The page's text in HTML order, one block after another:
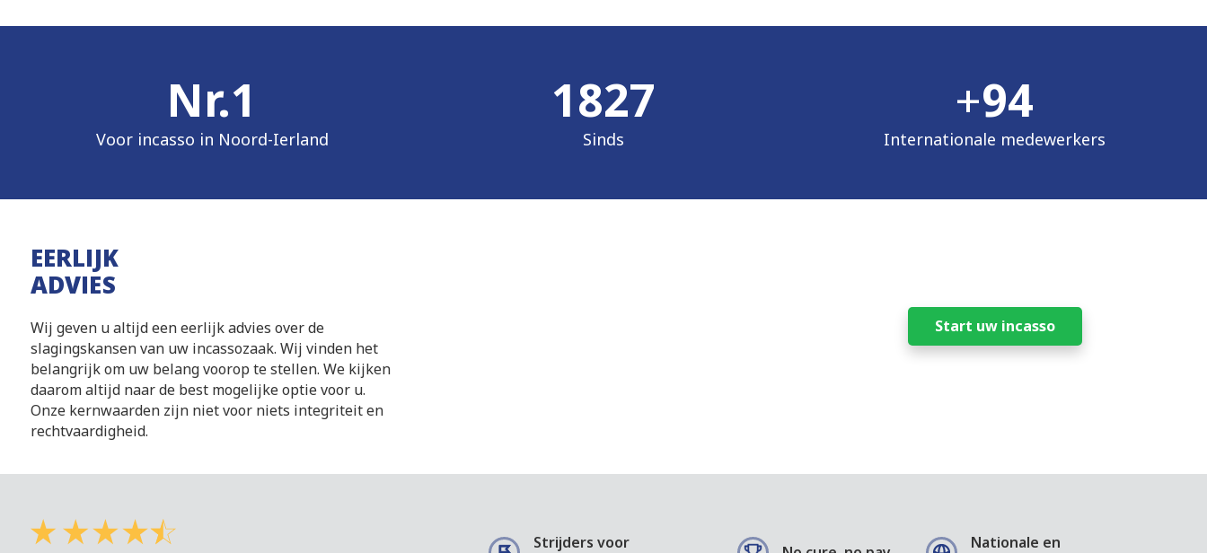
Nr.1
Voor incasso in Noord-Ierland
1912
Sinds
+98
Internationale medewerkers
EERLIJK
ADVIES
Wij geven u altijd een eerlijk advies over de
slagingskansen van uw incassozaak. Wij vinden het
belangrijk om uw belang voorop te stellen. We kijken
daarom altijd naar de best mogelijke optie voor u.
Onze kernwaarden zijn niet voor niets integriteit en
rechtvaardigheid.
Start uw incasso
Strijders voor Nationale en